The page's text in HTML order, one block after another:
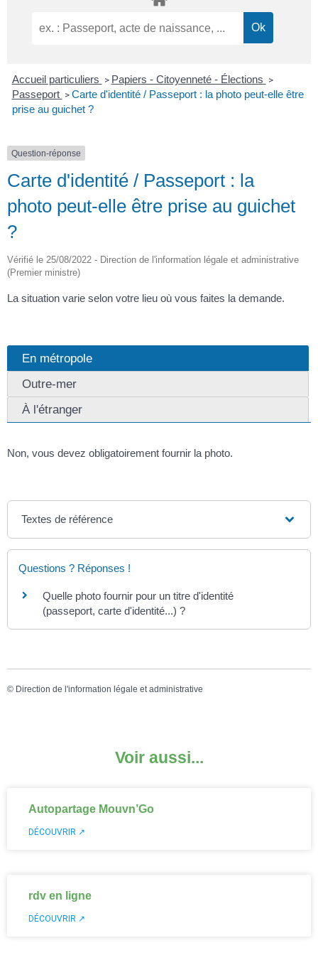
Accueil particuliers > Papiers - Citoyenneté - Élections >
Passeport > Carte d'identité / Passeport : la photo peut-elle être
prise au guichet ?
Question-réponse
Carte d'identité / Passeport : la
photo peut-elle être prise au guichet
?
Vérifié le 25/08/2022 - Direction de l'information légale et administrative
(Premier ministre)
La situation varie selon votre lieu où vous faites la demande.
En métropole
Outre-mer
À l'étranger
Non, vous devez obligatoirement fournir la photo.
Textes de référence
Questions ? Réponses !
Quelle photo fournir pour un titre d'identité
(passeport, carte d'identité...) ?
© Direction de l'information légale et administrative
Voir aussi...
Autopartage Mouvn’Go
DÉCOUVRIR ↗
rdv en ligne
DÉCOUVRIR ↗